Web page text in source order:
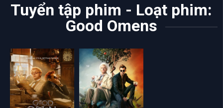
Tuyển tập phim - Loạt phim:
Good Omens